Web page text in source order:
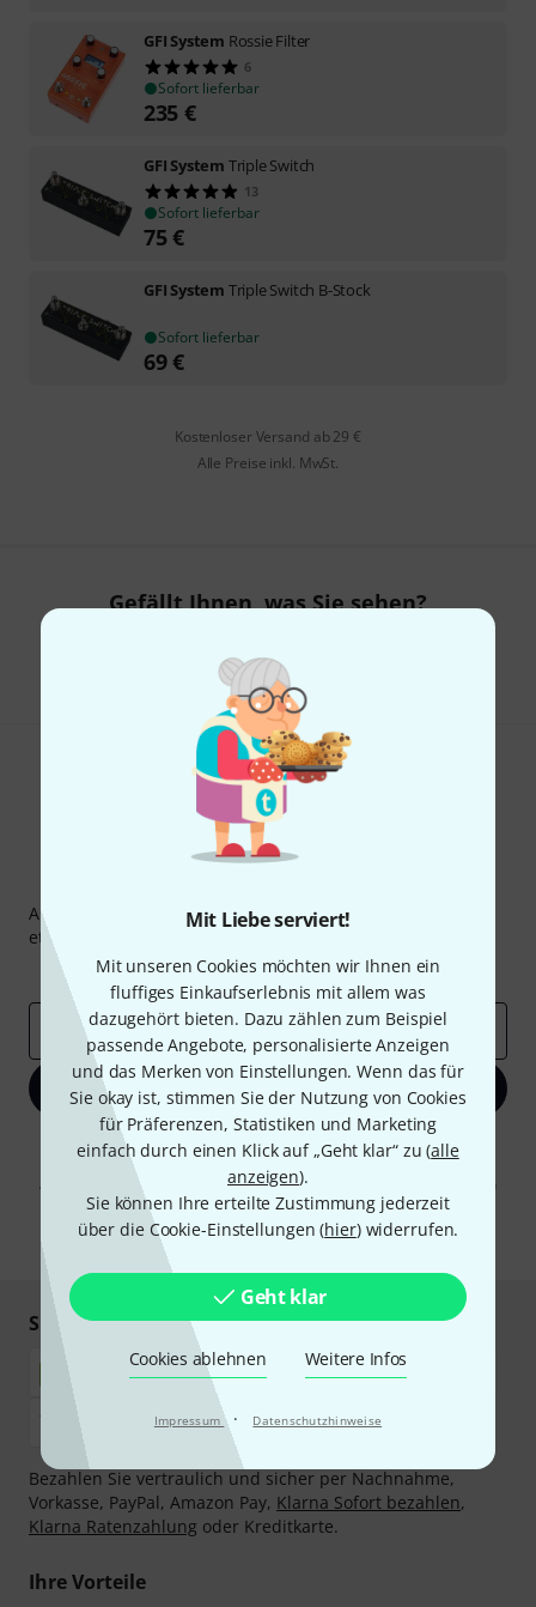
Mit Liebe serviert!
Mit unseren Cookies möchten wir Ihnen ein
fluffiges Einkaufserlebnis mit allem was
dazugehört bieten. Dazu zählen zum Beispiel
passende Angebote, personalisierte Anzeigen
und das Merken von Einstellungen. Wenn das für
Sie okay ist, stimmen Sie der Nutzung von Cookies
für Präferenzen, Statistiken und Marketing
einfach durch einen Klick auf „Geht klar“ zu (alle
anzeigen).
Sie können Ihre erteilte Zustimmung jederzeit
über die Cookie-Einstellungen (hier) widerrufen.
Geht klar
Cookies ablehnen Weitere Infos
Impressum · Datenschutzhinweise
GFI System Rossie Filter
6
Sofort lieferbar
235 €
GFI System Triple Switch
13
Sofort lieferbar
75€
GFI System Triple Switch B-Stock
Sofort lieferbar
69€
Kostenloser Versand ab 29 €
Alle Preise inkl. MwSt.
Gefällt Ihnen, was Sie sehen?
Hilfe & Feedback
Abonniere den Thomann Newsletter und gewinne mit
etwas Glück einen von
Inspirierende Beiträge
Deals Thomann Insights
E-Mail-Adresse*
Jetzt anmelden
Mit Klick auf „Jetzt anmelden“ stimmen Sie dem Erhalt von E-Mail-
Werbung und einer Messung des E-Mail-Nutzungsverhaltens zu. Die
Abmeldung ist jederzeit möglich. Weitere Informationen finden Sie in
unserenDatenschutzhinweisen.
* Pflichtfeld
Sicher einkaufen & bezahlen
Bezahlen Sie vertraulich und sicher per Nachnahme,
Vorkasse, PayPal, Amazon Pay, Klarna Sofort bezahlen,
Klarna Ratenzahlung oder Kreditkarte.
Ihre Vorteile